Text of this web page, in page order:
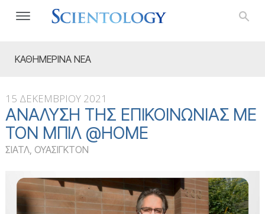
ΚΑΘΗΜΕΡΙΝΑ ΝΕΑ
15 ΔΕΚΕΜΒΡΙΟΥ 2021
ΑΝΆΛΥΣΗ ΤΗΣ ΕΠΙΚΟΙΝΩΝΊΑΣ ΜΕ
ΤΟΝ ΜΠΙΛ @HOME
ΣΙΑΤΛ, ΟΥΑΣΙΓΚΤΟΝ